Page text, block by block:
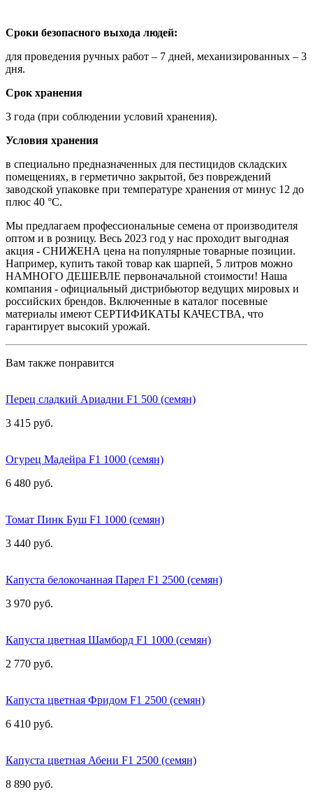
Сроки безопасного выхода людей:
для проведения ручных работ – 7 дней, механизированных – 3
дня.
Срок хранения
3 года (при соблюдении условий хранения).
Условия хранения
в специально предназначенных для пестицидов складских
помещениях, в герметично закрытой, без повреждений
заводской упаковке при температуре хранения от минус 12 до
плюс 40 °С.
Мы предлагаем профессиональные семена от производителя
оптом и в розницу. Весь 2023 год у нас проходит выгодная
акция - СНИЖЕНА цена на популярные товарные позиции.
Например, купить такой товар как шарпей, 5 литров можно
НАМНОГО ДЕШЕВЛЕ первоначальной стоимости! Наша
компания - официальный дистрибьютор ведущих мировых и
российских брендов. Включенные в каталог посевные
материалы имеют СЕРТИФИКАТЫ КАЧЕСТВА, что
гарантирует высокий урожай.
Вам также понравится
Перец сладкий Ариадни F1 500 (семян)
3 415 руб.
Огурец Мадейра F1 1000 (семян)
6 480 руб.
Томат Пинк Буш F1 1000 (семян)
3 440 руб.
Капуста белокочанная Парел F1 2500 (семян)
3 970 руб.
Капуста цветная Шамборд F1 1000 (семян)
2 770 руб.
Капуста цветная Фридом F1 2500 (семян)
6 410 руб.
Капуста цветная Абени F1 2500 (семян)
8 890 руб.